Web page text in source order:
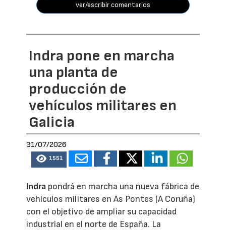
ver/escribir comentarios
Indra pone en marcha
una planta de
producción de
vehículos militares en
Galicia
31/07/2026
1551
Indra pondrá en marcha una nueva fábrica de
vehículos militares en As Pontes (A Coruña)
con el objetivo de ampliar su capacidad
industrial en el norte de España. La